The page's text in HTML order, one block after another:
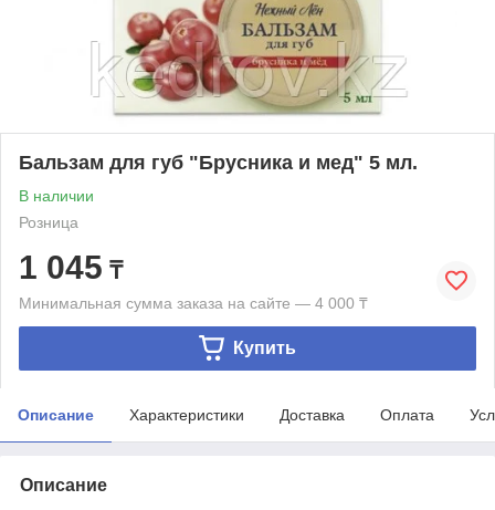
Бальзам для губ "Брусника и мед" 5 мл.
В наличии
Розница
1 045 ₸
Минимальная сумма заказа на сайте — 4 000 ₸
Купить
Описание Характеристики Доставка Оплата
Описание